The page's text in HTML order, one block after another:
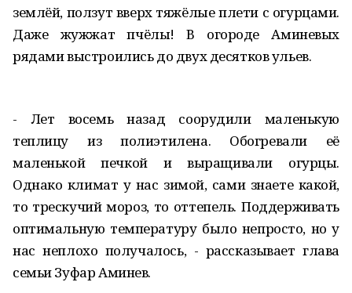
землёй, ползут вверх тяжёлые плети с огурцами.
Даже жужжат пчёлы! В огороде Аминевых
рядами выстроились до двух десятков ульев.
- Лет восемь назад соорудили маленькую
теплицу из полиэтилена. Обогревали её
маленькой печкой и выращивали огурцы.
Однако климат у нас зимой, сами знаете какой,
то трескучий мороз, то оттепель. Поддерживать
оптимальную температуру было непросто, но у
нас неплохо получалось, - рассказывает глава
семьи Зуфар Аминев.